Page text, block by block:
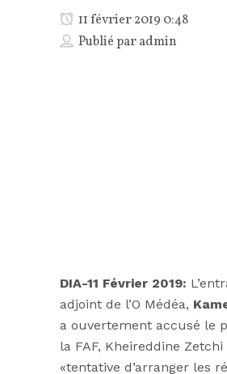
11 février 2019 0:48
Publié paradmin
DIA-11 Février 2019:
adjoint de l’O Médéa,
a ouvertement accusé le
la FAF, Kheireddine Zetchi
«tentative d’arranger les